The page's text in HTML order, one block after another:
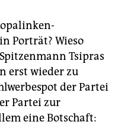
Porträt? Wieso
Tsipras
erst wieder zu
der Partei
Partei zur
eine Botschaft: